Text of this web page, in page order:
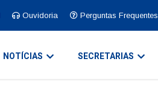
Ouvidoria Perguntas Frequentes
NOTÍCIAS SECRETARIAS